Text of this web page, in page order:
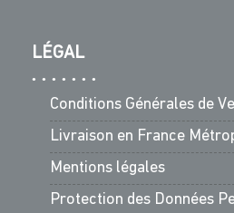
LÉGAL
Conditions Générales de
Livraison en France
Mentions légales
Protection des Données